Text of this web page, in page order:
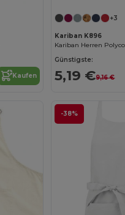
Kaufen
+3
Kariban K896
Günstigste:
5,19 €9,16 €
-38%